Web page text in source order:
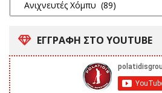
ΕΓΓΡΑΦΗ ΣΤΟ YOUTUBE